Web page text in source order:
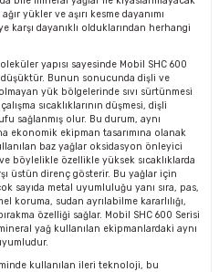
yükler ve aşırı kesme dayanımı
karşı dayanıklı olduklarından herhangi
yapısı sayesinde Mobil SHC 600
Bunun sonucunda dişli ve
yük bölgelerinde sıvı sürtünmesi
sıcaklıklarının düşmesi, dişli
sağlanmış olur. Bu durum, aynı
ekonomik ekipman tasarımına olanak
baz yağlar oksidasyon önleyici
böylelikle özellikle yüksek sıcaklıklarda
üstün direnç gösterir. Bu yağlar için
sayıda metal uyumluluğu yanı sıra, pas,
koruma, sudan ayrılabilme kararlılığı,
özelliği sağlar. Mobil SHC 600 Serisi
yağ kullanılan ekipmanlardaki aynı
kullanılan ileri teknoloji, bu